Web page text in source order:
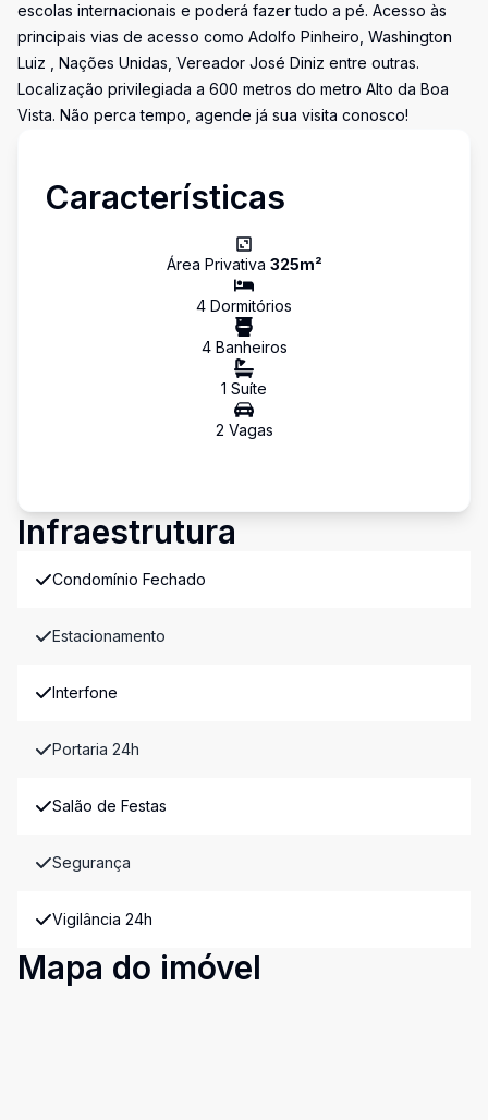
escolas internacionais e poderá fazer tudo a pé. Acesso às
principais vias de acesso como Adolfo Pinheiro, Washington
Luiz , Nações Unidas, Vereador José Diniz entre outras.
Localização privilegiada a 600 metros do metro Alto da Boa
Vista. Não perca tempo, agende já sua visita conosco!
Características
Área Privativa 325m²
4 Dormitórios
4Banheiros
1 Suíte
2 Vagas
Infraestrutura
Condomínio Fechado
Estacionamento
Interfone
Portaria 24h
Salão de Festas
Segurança
Vigilância 24h
Mapa do imóvel